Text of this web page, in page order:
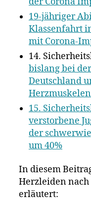
19-jähriger
Klassenfahrt
mit Corona-
14.
bislang bei
Deutschland
15.
verstorbene
der
um 40%
In diesem
Herzleiden
erläutert: